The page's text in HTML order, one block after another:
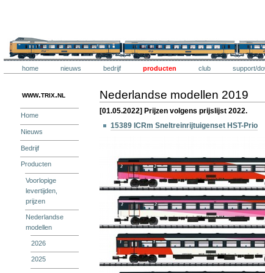
naar
navigatie
Onderdelen
home nieuws bedrijf producten club support/
Persoonlijke
www.trix.nl
Home
Nieuws
Bedrijf
Producten
Voorlopige
levertijden,
prijzen
Nederlandse
modellen
2026
2025
Nederlandse modellen 2019
[01.05.2022] Prijzen volgens prijslijst 2022.
15389 ICRm Sneltreinrijtuigenset HST-Prio